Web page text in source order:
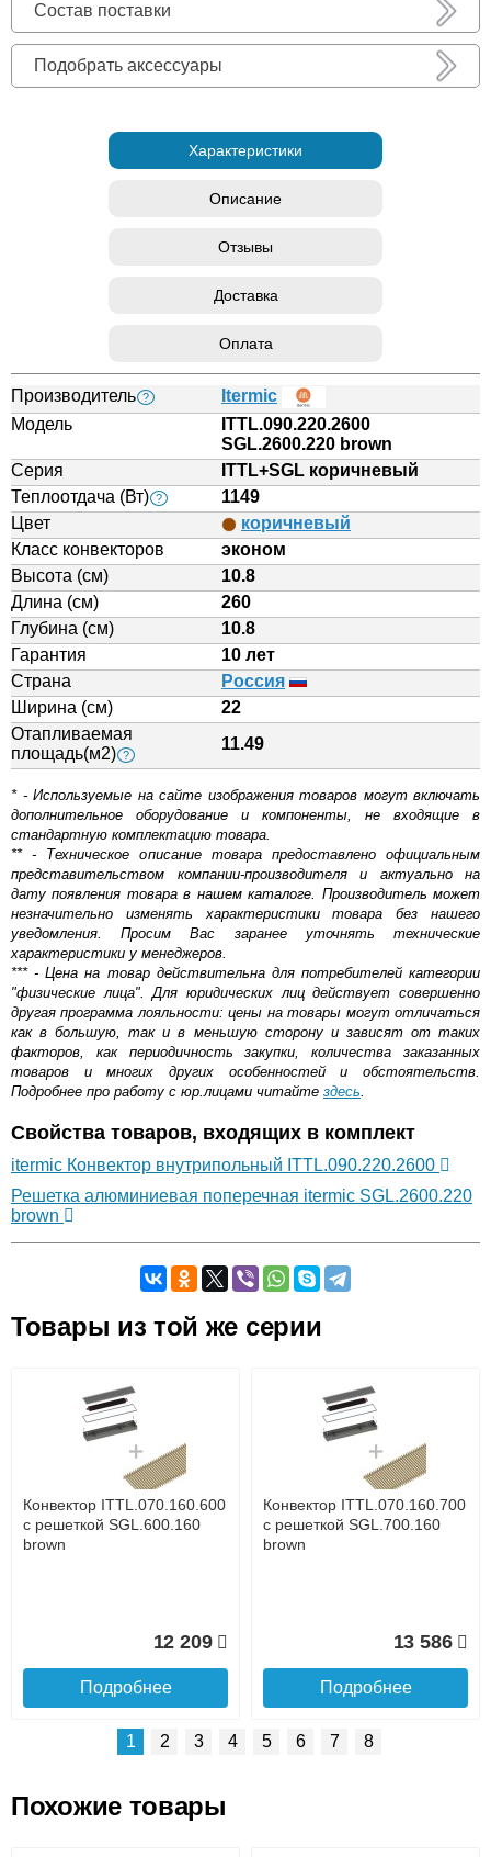
Состав поставки
Подобрать аксессуары
Характеристики
Описание
Отзывы
Доставка
Оплата
Производитель ?
Itermic
Модель
ITTL.090.220.2600
SGL.2600.220 brown
Серия
ITTL+SGL коричневый
Теплоотдача (Вт) ?
1149
Цвет
коричневый
Класс конвекторов
эконом
Высота (см)
10.8
Длина (см)
260
Глубина (см)
10.8
Гарантия
10 лет
Страна
Россия
Ширина (см)
22
Отапливаемая
площадь(м2) ?
11.49
* - Используемые на сайте изображения товаров могут включать
дополнительное оборудование и компоненты, не входящие в
стандартную комплектацию товара.
** - Техническое описание товара предоставлено официальным
представительством компании-производителя и актуально на
дату появления товара в нашем каталоге. Производитель может
незначительно изменять характеристики товара без нашего
уведомления. Просим Вас заранее уточнять технические
характеристики у менеджеров.
*** - Цена на товар действительна для потребителей категории
"физические лица". Для юридических лиц действует совершенно
другая программа лояльности: цены на товары могут отличаться
как в большую, так и в меньшую сторону и зависят от таких
факторов, как периодичность закупки, количества заказанных
товаров и многих других особенностей и обстоятельств.
Подробнее про работу с юр.лицами читайте здесь.
Свойства товаров, входящих в комплект
itermic Конвектор внутрипольный ITTL.090.220.2600
Решетка алюминиевая поперечная itermic SGL.2600.220
brown
Оставьте отзыв
Доставка сантехники по Москве и Московской области
Наличный расчёт
Банковской картой на сайте в режиме реального
времени
Банковской картой при получении товара как при
доставке, так и самовывозом
Интернет-деньгами (Yandex-деньги, Web-money,
Qiwi-кошельки и другие).
Безналичный расчёт (возможно и с НДС)
Товары из той же серии
Конвектор ITTL.070.160.600
с решеткой SGL.600.160
brown
12 209
Подробнее
Конвектор ITTL.070.160.700
с решеткой SGL.700.160
brown
13 586
Подробнее
1 2 3 4 5 6 7 8
Похожие товары